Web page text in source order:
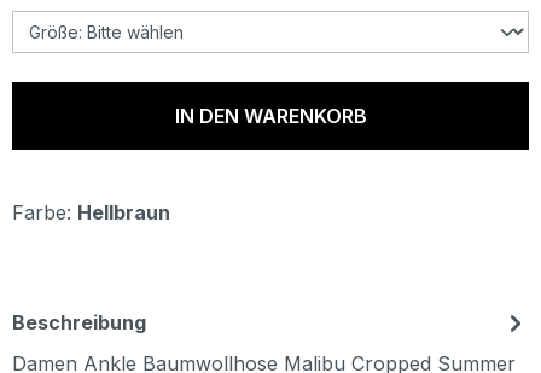
IN DEN WARENKORB
Farbe: Hellbraun
Beschreibung
Damen Ankle Baumwollhose Malibu Cropped Summer